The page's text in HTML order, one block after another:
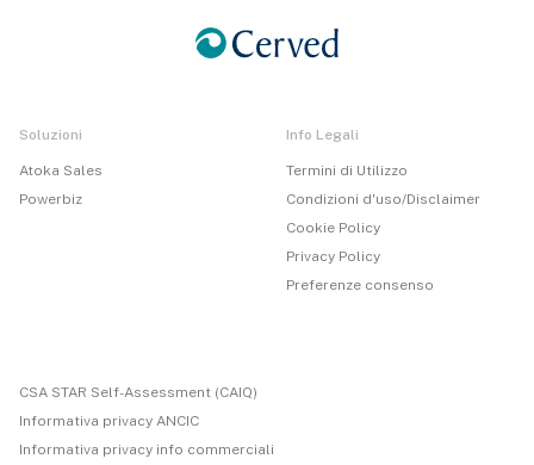
Soluzioni
Atoka Sales
Powerbiz
Info Legali
Termini di Utilizzo
Condizioni d'uso/Disclaimer
Cookie Policy
Privacy Policy
Preferenze consenso
CSA STAR Self-Assessment (CAIQ)
Informativa privacy ANCIC
Informativa privacy info commerciali